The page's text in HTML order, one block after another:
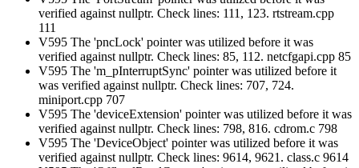
verified against nullptr. Check lines: 111, 123. rtstream.cpp
111
V595 The 'pncLock' pointer was utilized before it was
verified against nullptr. Check lines: 85, 112. netcfgapi.cpp 85
V595 The 'm_pInterruptSync' pointer was utilized before it
was verified against nullptr. Check lines: 707, 724.
miniport.cpp 707
V595 The 'deviceExtension' pointer was utilized before it was
verified against nullptr. Check lines: 798, 816. cdrom.c 798
V595 The 'DeviceObject' pointer was utilized before it was
verified against nullptr. Check lines: 9614, 9621. class.c 9614